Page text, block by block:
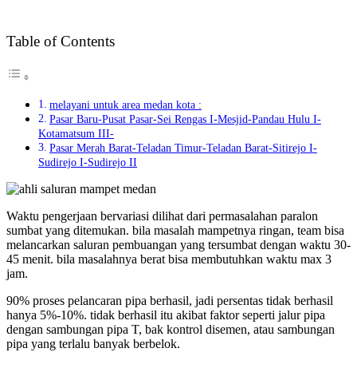
Table of Contents
melayani untuk area medan kota :
Pasar Baru-Pusat Pasar-Sei Rengas I-Mesjid-Pandau Hulu I-
Kotamatsum III-
Pasar Merah Barat-Teladan Timur-Teladan Barat-Sitirejo I-
Sudirejo I-Sudirejo II
Waktu pengerjaan bervariasi dilihat dari permasalahan paralon
sumbat yang ditemukan. bila masalah mampetnya ringan, team bisa
melancarkan saluran pembuangan yang tersumbat dengan waktu 30-
45 menit. bila masalahnya berat bisa membutuhkan waktu max 3
jam.
90% proses pelancaran pipa berhasil, jadi persentas tidak berhasil
hanya 5%-10%. tidak berhasil itu akibat faktor seperti jalur pipa
dengan sambungan pipa T, bak kontrol disemen, atau sambungan
pipa yang terlalu banyak berbelok.